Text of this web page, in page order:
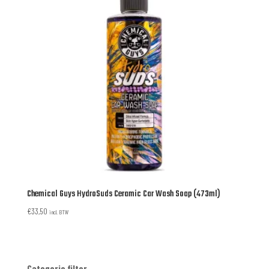
Chemical Guys HydroSuds Ceramic Car Wash Soap (473ml)
€33,50 incl. BTW